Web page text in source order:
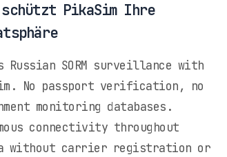
schützt PikaSim Ihre
Russian SORM surveillance with
No passport verification, no
monitoring databases.
connectivity throughout
without carrier registration or